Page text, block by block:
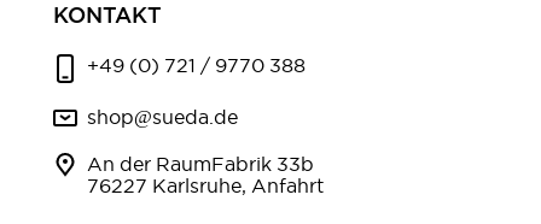
KONTAKT
+49 (0) 721 / 9770 388
shop@sueda.de
An der RaumFabrik 33b
76227 Karlsruhe, Anfahrt